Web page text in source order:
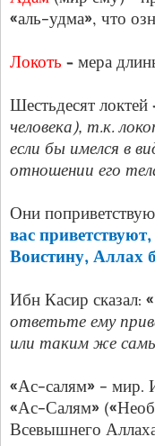
«аль-удма», что
Локоть– мера
Шестьдесят
человека), т.к.
если бы имелся в
отношении его
Они
вас
Воистину, Аллах
Ибн Касир сказал: «
ответьте ему
или таким же
«Ас-салям» - мир.
«Ас-Салям»
Всевышнего